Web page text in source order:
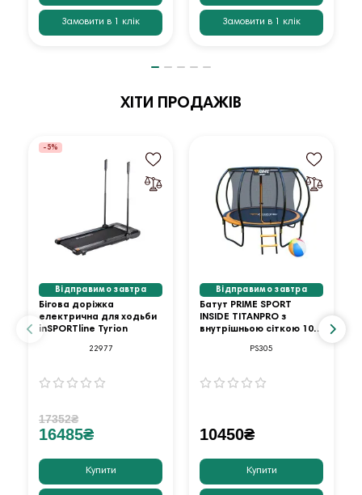
Замовити в 1 клік Замовити в 1 клік
ХІТИ ПРОДАЖІВ
-5%
Відправимо завтра
Бігова доріжка
електрична для ходьби
inSPORTline Tyrion
22977
17352₴
16485₴
Купити
Відправимо завтра
Батут PRIME SPORT
INSIDE TITANPRO з
внутрішньою сіткою 10
PS305
10450₴
Купити